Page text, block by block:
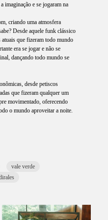
imaginação e se jogaram na
criando uma atmosfera
Desde aquele funk clássico
que fizeram todo mundo
era se jogar e não se
dançando todo mundo se
desde petiscos
que fizeram qualquer um
movimentado, oferecendo
o mundo aproveitar a noite.
vale verde